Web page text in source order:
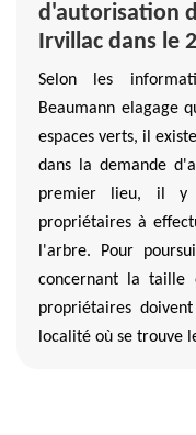
d'autorisation
Irvillac dans le
Selon les
Beaumann elagage
espaces verts, il
dans la demande
premier lieu, il y
propriétaires à
l'arbre. Pour
concernant la
propriétaires
localité où se trouve